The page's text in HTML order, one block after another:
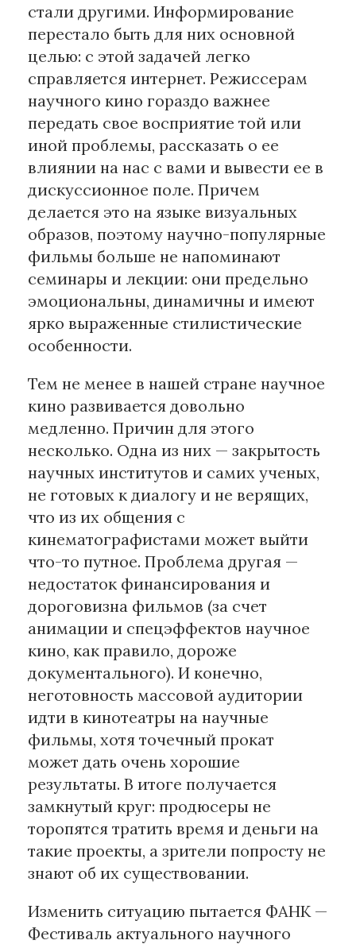
стали другими. Информирование
перестало быть для них основной
целью: с этой задачей легко
справляется интернет. Режиссерам
научного кино гораздо важнее
передать свое восприятие той или
иной проблемы, рассказать о ее
влиянии на нас с вами и вывести ее в
дискуссионное поле. Причем
делается это на языке визуальных
образов, поэтому научно-популярные
фильмы больше не напоминают
семинары и лекции: они предельно
эмоциональны, динамичны и имеют
ярко выраженные стилистические
особенности.
Тем не менее в нашей стране научное
кино развивается довольно
медленно. Причин для этого
несколько. Одна из них — закрытость
научных институтов и самих ученых,
не готовых к диалогу и не верящих,
что из их общения с
кинематографистами может выйти
что-то путное. Проблема другая —
недостаток финансирования и
дороговизна фильмов (за счет
анимации и спецэффектов научное
кино, как правило, дороже
документального). И конечно,
неготовность массовой аудитории
идти в кинотеатры на научные
фильмы, хотя точечный прокат
может дать очень хорошие
результаты. В итоге получается
замкнутый круг: продюсеры не
торопятся тратить время и деньги на
такие проекты, а зрители попросту не
знают об их существовании.
Изменить ситуацию пытается ФАНК —
Фестиваль актуального научного